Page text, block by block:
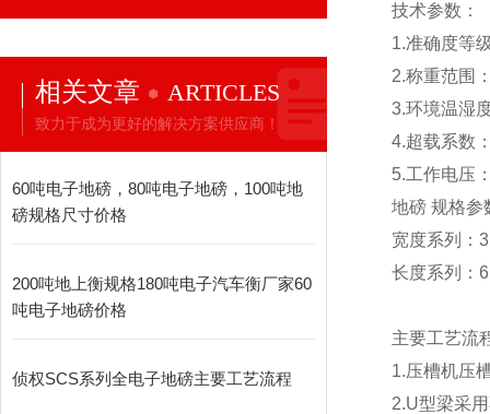
相关文章 ARTICLES
致力于成为更好的解决方案供应商！
60吨电子地磅，80吨电子地磅，100吨地
磅规格尺寸价格
200吨地上衡规格180吨电子汽车衡厂家60
吨电子地磅价格
侦权SCS系列全电子地磅主要工艺流程
技术参数：
1.准确度等
2.称重范围
3.环境温湿
4.超载系数
5.工作电压
地磅 规格参
宽度系列：
长度系列：
主要工艺流
1.压槽机压
2.U型梁采